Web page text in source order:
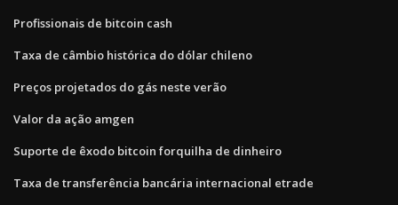
Profissionais de bitcoin cash
Taxa de câmbio histórica do dólar chileno
Preços projetados do gás neste verão
Valor da ação amgen
Suporte de êxodo bitcoin forquilha de dinheiro
Taxa de transferência bancária internacional etrade